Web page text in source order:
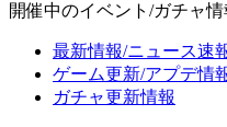
開催中のイベント/ガチャ情
最新情報/ニュース速
ゲーム更新/アプデ情
ガチャ更新情報